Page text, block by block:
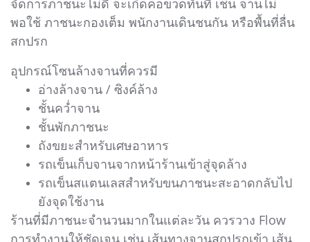
จัดการภาชนะไม่ดี จะเกิดคอขวดทันที เช่น จานไม่
พอใช้ ภาชนะกองเต็ม พนักงานเดินชนกัน หรือพื้นที่ลื่น
สกปรก
อุปกรณ์โซนล้างจานที่ควรมี
อ่างล้างจาน / ซิงค์ล้าง
ชั้นคว่ำจาน
ชั้นพักภาชนะ
ถังขยะสำหรับเศษอาหาร
รถเข็นเก็บจานจากหน้าร้านเข้าสู่จุดล้าง
รถเข็นสแตนเลสสำหรับขนภาชนะสะอาดกลับไป
ยังจุดใช้งาน
ร้านที่มีภาชนะจำนวนมากในแต่ละวัน ควรวาง Flow
การทำงานให้ชัดเจน เช่น เส้นทางจานสกปรกเข้า เส้น